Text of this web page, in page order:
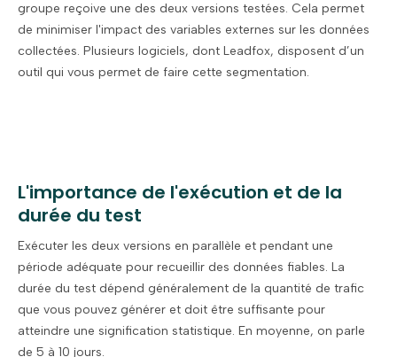
groupe reçoive une des deux versions testées. Cela permet
de minimiser l'impact des variables externes sur les données
collectées. Plusieurs logiciels, dont Leadfox, disposent d’un
outil qui vous permet de faire cette segmentation.
L'importance de l'exécution et de la
durée du test
Exécuter les deux versions en parallèle et pendant une
période adéquate pour recueillir des données fiables. La
durée du test dépend généralement de la quantité de trafic
que vous pouvez générer et doit être suffisante pour
atteindre une signification statistique. En moyenne, on parle
de 5 à 10 jours.